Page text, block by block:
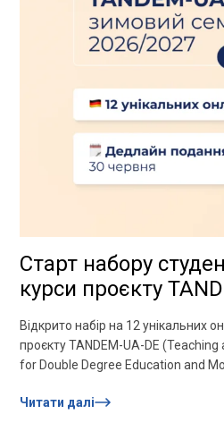
Старт набору
курси проєкту
зимовому семестрі
Відкрито набір на 12 унікальних
проєкту TANDEM-UA-DE
for Double Degree Education and
Читати далі